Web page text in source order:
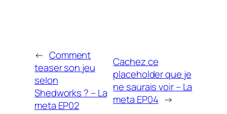
← Comment
teaser son jeu
selon
Shedworks ? – La
meta EP02
Cachez ce
placeholder que je
ne saurais voir – La
meta EP04 →